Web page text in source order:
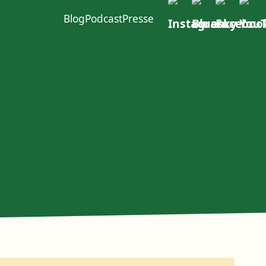
BlogPodcastPresse